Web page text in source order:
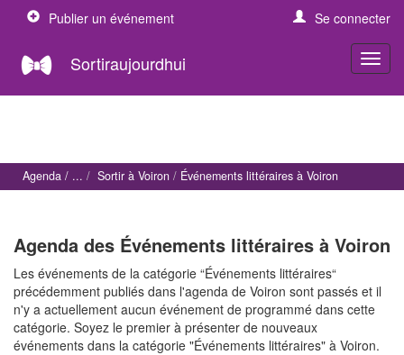
Publier un événement Se connecter
Sortiraujourdhui
Agenda Sortir à Voiron Événements littéraires à Voiron
Agenda des Événements littéraires à Voiron
Les événements de la catégorie “Événements littéraires“
précédemment publiés dans l'agenda de Voiron sont passés et il
n'y a actuellement aucun événement de programmé dans cette
catégorie. Soyez le premier à présenter de nouveaux
événements dans la catégorie "Événements littéraires" à Voiron.